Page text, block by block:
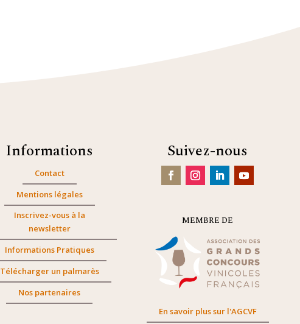
Informations
Contact
Mentions légales
Inscrivez-vous à la
newsletter
Informations Pratiques
Télécharger un palmarès
Nos partenaires
Suivez-nous
MEMBRE DE
En savoir plus sur l'AGCVF